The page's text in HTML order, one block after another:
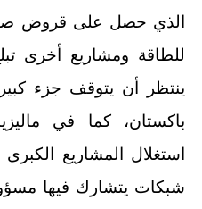
الذي حصل على قروض
ينتظر أن يتوقف جزء
باكستان، كما في
استغلال المشاريع
شبكات يتشارك فيها